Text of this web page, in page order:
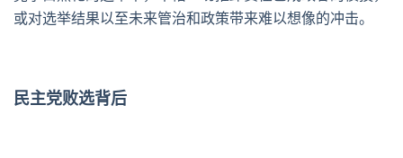
或对选举结果以至未来管治和政策带来难以想像的冲击。
民主党败选背后